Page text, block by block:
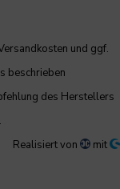
und ggf.
beschrieben
des Herstellers
Realisiert von mit